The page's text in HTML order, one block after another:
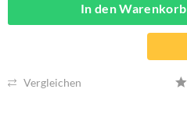
In denWarenkorb
Vergleichen